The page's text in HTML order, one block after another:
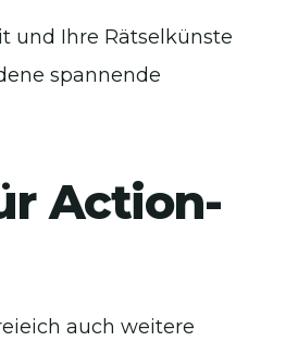
und Ihre Rätselkünste
spannende
Action-
auch weitere